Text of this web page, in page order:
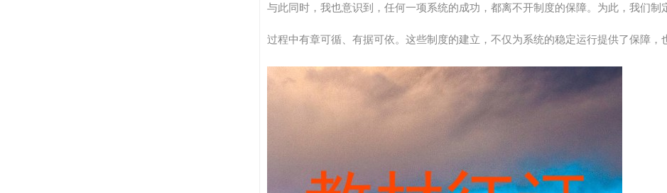
与此同时，我也意识到，任何一项系统的成功，都离不开制度的保障。为此，我们
过程中有章可循、有据可依。这些制度的建立，不仅为系统的稳定运行提供了保障，